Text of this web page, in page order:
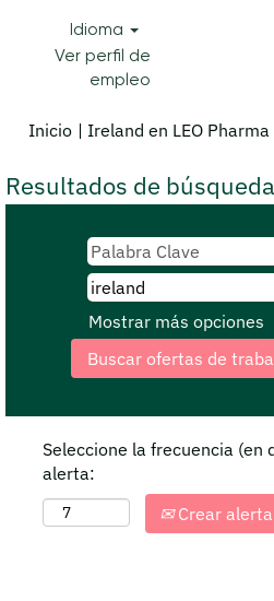
Idioma
Ver perfil de
empleo
Inicio | Ireland en LEO Pharma
Resultados de
Mostrar más opciones
Seleccione la frecuencia (en
alerta:
Crear alerta